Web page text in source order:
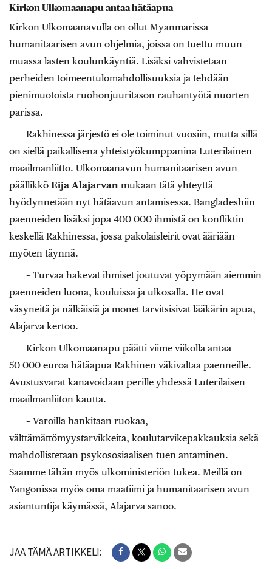
Kirkon Ulkomaanapu antaa hätäapua
Kirkon Ulkomaanavulla on ollut Myanmarissa
humanitaarisen avun ohjelmia, joissa on tuettu muun
muassa lasten koulunkäyntiä. Lisäksi vahvistetaan
perheiden toimeentulomahdollisuuksia ja tehdään
pienimuotoista ruohonjuuritason rauhantyötä nuorten
parissa.
Rakhinessa järjestö ei ole toiminut vuosiin, mutta sillä
on siellä paikallisena yhteistyökumppanina Luterilainen
maailmanliitto. Ulkomaanavun humanitaarisen avun
päällikkö Eija Alajarvan mukaan tätä yhteyttä
hyödynnetään nyt hätäavun antamisessa. Bangladeshiin
paenneiden lisäksi jopa 400 000 ihmistä on konfliktin
keskellä Rakhinessa, jossa pakolaisleirit ovat ääriään
myöten täynnä.
– Turvaa hakevat ihmiset joutuvat yöpymään aiemmin
paenneiden luona, kouluissa ja ulkosalla. He ovat
väsyneitä ja nälkäisiä ja monet tarvitsisivat lääkärin apua,
Alajarva kertoo.
Kirkon Ulkomaanapu päätti viime viikolla antaa
50 000 euroa hätäapua Rakhinen väkivaltaa paenneille.
Avustusvarat kanavoidaan perille yhdessä Luterilaisen
maailmanliiton kautta.
– Varoilla hankitaan ruokaa,
välttämättömyystarvikkeita, koulutarvikepakkauksia sekä
mahdollistetaan psykososiaalisen tuen antaminen.
Saamme tähän myös ulkoministeriön tukea. Meillä on
Yangonissa myös oma maatiimi ja humanitaarisen avun
asiantuntija käymässä, Alajarva sanoo.
JAA TÄMÄ ARTIKKELI: